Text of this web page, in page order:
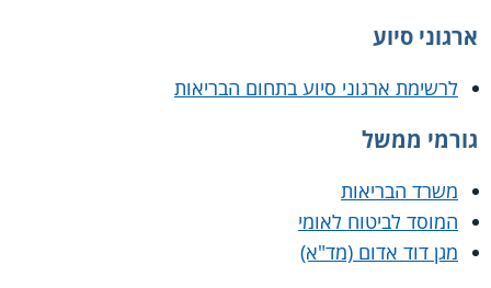
ארגוני סיוע
לרשימת ארגוני סיוע בתחום הבריאות
גורמי ממשל
משרד הבריאות
המוסד לביטוח לאומי
מגן דוד אדום (מד"א)